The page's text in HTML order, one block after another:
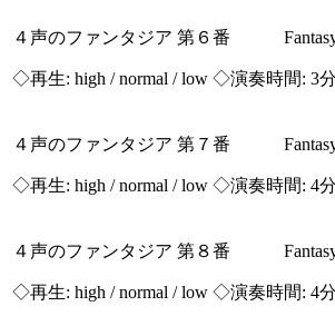
４声のファンタジア 第６番 Fantasy
◇再生: high / normal / low ◇演奏時間: 3
４声のファンタジア 第７番 Fantasy
◇再生: high / normal / low ◇演奏時間: 4
４声のファンタジア 第８番 Fantasy
◇再生: high / normal / low ◇演奏時間: 4